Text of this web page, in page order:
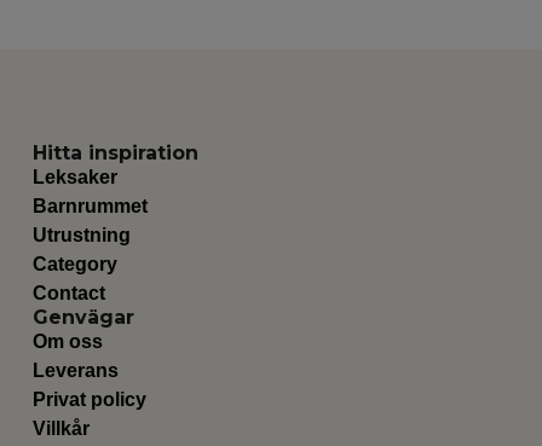
Hitta inspiration
Leksaker
Barnrummet
Utrustning
Category
Contact
Genvägar
Om oss
Leverans
Privat policy
Villkår